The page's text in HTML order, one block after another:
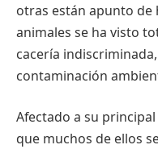
otras están apunto de
animales se ha visto
cacería
contaminación
Afectado a su
que muchos de ellos